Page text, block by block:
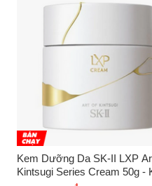
Kem Dưỡng Da SK-II LXP
Kintsugi Series Cream 50g -